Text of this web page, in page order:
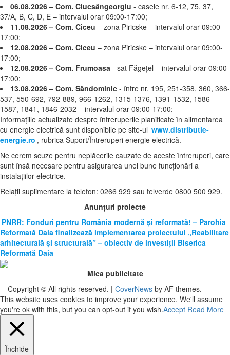
06.08.2026 – Com. Ciucsângeorgiu - casele nr. 6-12, 75, 37,
37/A, B, C, D, E – intervalul orar 09:00-17:00;
11.08.2026 – Com. Ciceu – zona Piricske – intervalul orar 09:00-
17:00;
12.08.2026 – Com. Ciceu – zona Piricske – intervalul orar 09:00-
17:00;
12.08.2026 – Com. Frumoasa - sat Făgețel – intervalul orar 09:00-
17:00;
13.08.2026 – Com. Sândominic - între nr. 195, 251-358, 360, 366-
537, 550-692, 792-889, 966-1262, 1315-1376, 1391-1532, 1586-
1587, 1841, 1846-2032 – intervalul orar 09:00-17:00;
Informațiile actualizate despre întreruperile planificate în alimentarea
cu energie electrică sunt disponibile pe site-ul www.distributie-
energie.ro , rubrica Suport/Întreruperi energie electrică.
Ne cerem scuze pentru neplăcerile cauzate de aceste întreruperi, care
sunt însă necesare pentru asigurarea unei bune funcționări a
instalațiilor electrice.
Relații suplimentare la telefon: 0266 929 sau telverde 0800 500 929.
Anunțuri proiecte
PNRR: Fonduri pentru România modernă și reformată! – Parohia
Reformată Daia finalizează implementarea proiectului „Reabilitare
arhitecturală și structurală” – obiectiv de investiții Biserica
Reformată Daia
Mica publicitate
Copyright © All rights reserved. | CoverNews by AF themes.
This website uses cookies to improve your experience. We'll assume
you're ok with this, but you can opt-out if you wish.Accept Read More
Închide